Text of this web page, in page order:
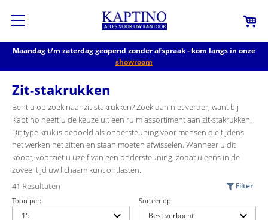
Maandag t/m zaterdag geopend zonder afspraak - kom langs in onze
showroom
Zit-stakrukken
Bent u op zoek naar zit-stakrukken? Zoek dan niet verder, want bij
Kaptino heeft u de keuze uit een ruim assortiment aan zit-stakrukken.
Dit type kruk is bedoeld als ondersteuning voor mensen die tijdens
het werken het zitten en staan moeten afwisselen. Wanneer u dit
koopt, voorziet u uzelf van een ondersteuning, zodat u eens in de
zoveel tijd uw lichaam kunt ontlasten.
41 Resultaten
Filter
Toon per:
Sorteer op: